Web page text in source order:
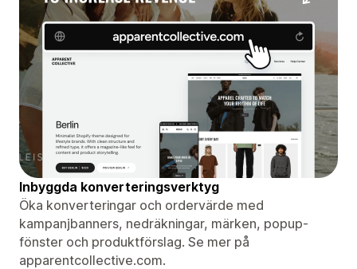
Inbyggda konverteringsverktyg
Öka konverteringar och ordervärde med
kampanjbanners, nedräkningar, märken, popup-
fönster och produktförslag. Se mer på
apparentcollective.com.